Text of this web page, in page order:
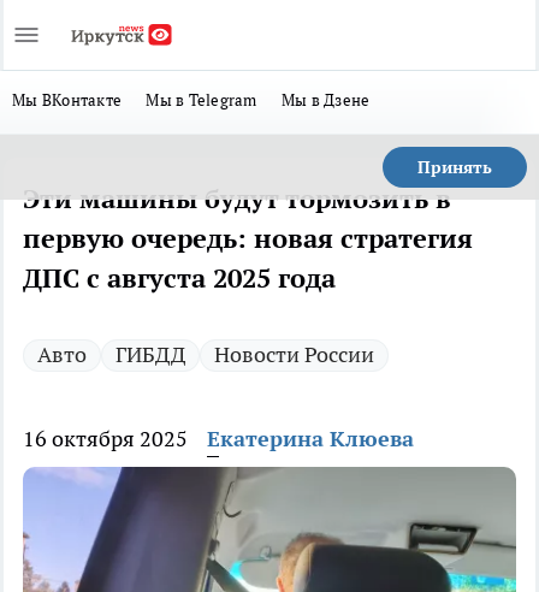
Мы ВКонтакте Мы в Telegram Мы в Дзене
Принять
Эти машины будут тормозить в
первую очередь: новая стратегия
ДПС с августа 2025 года
Авто ГИБДД Новости России
16 октября 2025 Екатерина Клюева